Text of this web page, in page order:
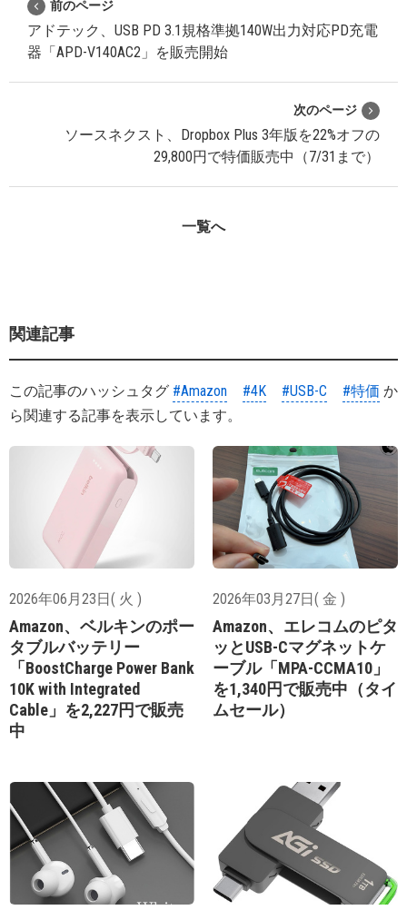
前のページ
アドテック、USB PD 3.1規格準拠140W出力対応PD充電
器「APD-V140AC2」を販売開始
次のページ
ソースネクスト、Dropbox Plus 3年版を22%オフの
29,800円で特価販売中（7/31まで）
一覧へ
関連記事
この記事のハッシュタグ #Amazon #4K #USB-C #特価 か
ら関連する記事を表示しています。
2026年06月23日( 火 )
Amazon、ベルキンのポー
タブルバッテリー
「BoostCharge Power Bank
10K with Integrated
Cable」を2,227円で販売
中
2026年03月27日( 金 )
Amazon、エレコムのピタ
ッとUSB-Cマグネットケ
ーブル「MPA-CCMA10」
を1,340円で販売中（タイ
ムセール）